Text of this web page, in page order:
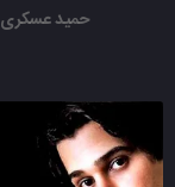
حمید عسکری